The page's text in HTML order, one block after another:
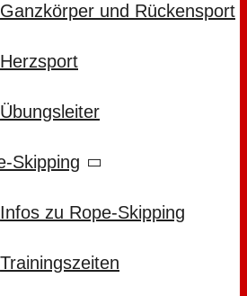
Ganzkörper und Rückensport
Herzsport
Übungsleiter
Skipping
Infos zu Rope-Skipping
Trainingszeiten